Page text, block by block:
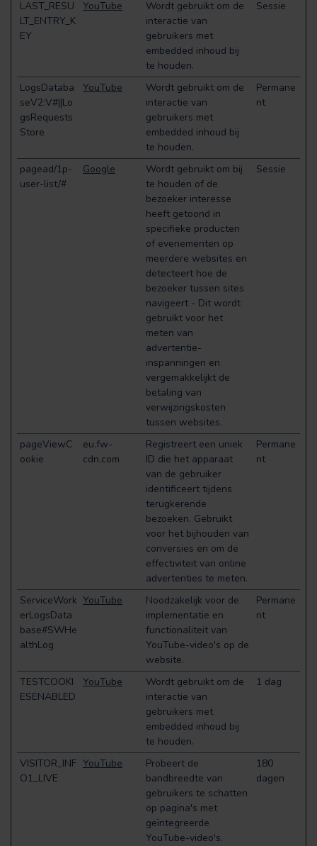
LAST_RESU
LT_ENTRY_K
EY
YouTube
Wordt gebruikt om de
interactie van
gebruikers met
embedded inhoud bij
te houden.
Sessie
LogsDataba
seV2:V#||Lo
gsRequests
Store
YouTube
Wordt gebruikt om de
interactie van
gebruikers met
embedded inhoud bij
te houden.
Permane
nt
pagead/1p-
user-list/#
Google
Wordt gebruikt om bij
te houden of de
bezoeker interesse
heeft getoond in
specifieke producten
of evenementen op
meerdere websites en
detecteert hoe de
bezoeker tussen sites
navigeert - Dit wordt
gebruikt voor het
meten van
advertentie-
inspanningen en
vergemakkelijkt de
betaling van
verwijzingskosten
tussen websites.
Sessie
pageViewC
ookie
eu.fw-
cdn.com
Registreert een uniek
ID die het apparaat
van de gebruiker
identificeert tijdens
terugkerende
bezoeken. Gebruikt
voor het bijhouden van
conversies en om de
effectiviteit van online
advertenties te meten.
Permane
nt
ServiceWork
erLogsData
base#SWHe
althLog
YouTube
Noodzakelijk voor de
implementatie en
functionaliteit van
YouTube-video's op de
website.
Permane
nt
TESTCOOKI
ESENABLED
YouTube
Wordt gebruikt om de
interactie van
gebruikers met
embedded inhoud bij
te houden.
1 dag
VISITOR_INF
O1_LIVE
YouTube
Probeert de
bandbreedte van
gebruikers te schatten
op pagina's met
geïntegreerde
YouTube-video's.
180
dagen